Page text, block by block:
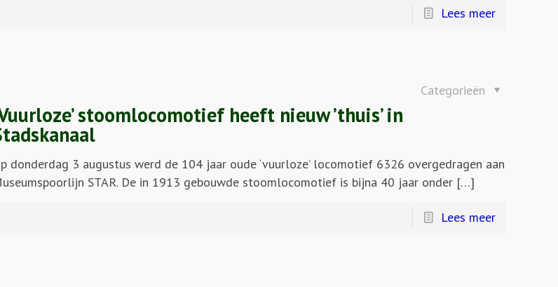
Lees meer
Categorieën
stoomlocomotief heeft nieuw ’thuis’ in
donderdag 3 augustus werd de 104 jaar oude ‘vuurloze’ locomotief 6326 overgedragen aan
STAR. De in 1913 gebouwde stoomlocomotief is bijna 40 jaar onder […]
Lees meer